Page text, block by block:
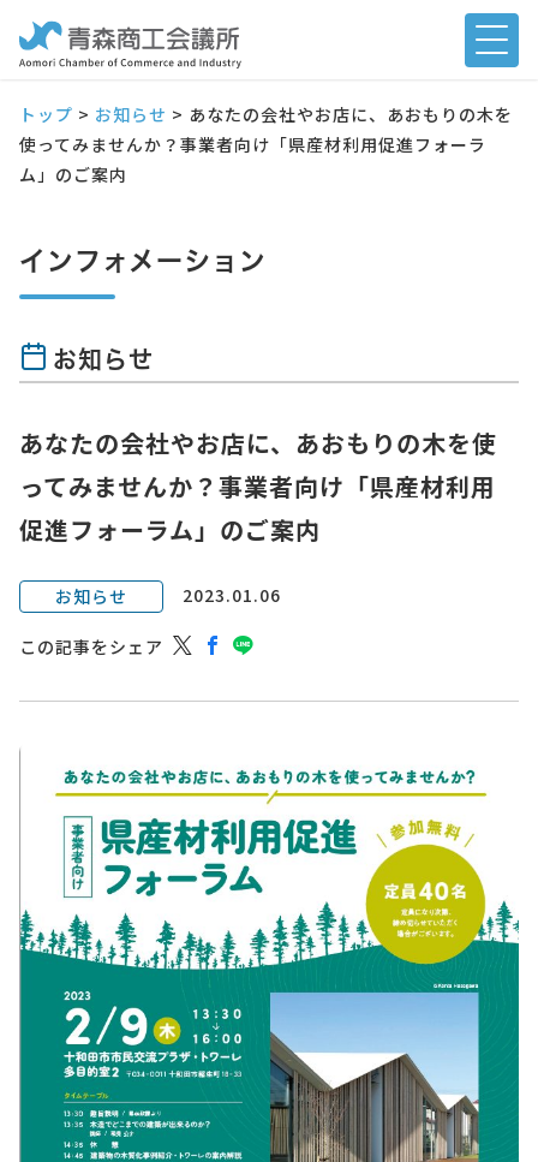
トップ > お知らせ > あなたの会社やお店に、あおもりの木を
使ってみませんか？事業者向け「県産材利用促進フォーラ
ム」のご案内
インフォメーション
お知らせ
あなたの会社やお店に、あおもりの木を使
ってみませんか？事業者向け「県産材利用
促進フォーラム」のご案内
お知らせ 2023.01.06
この記事をシェア